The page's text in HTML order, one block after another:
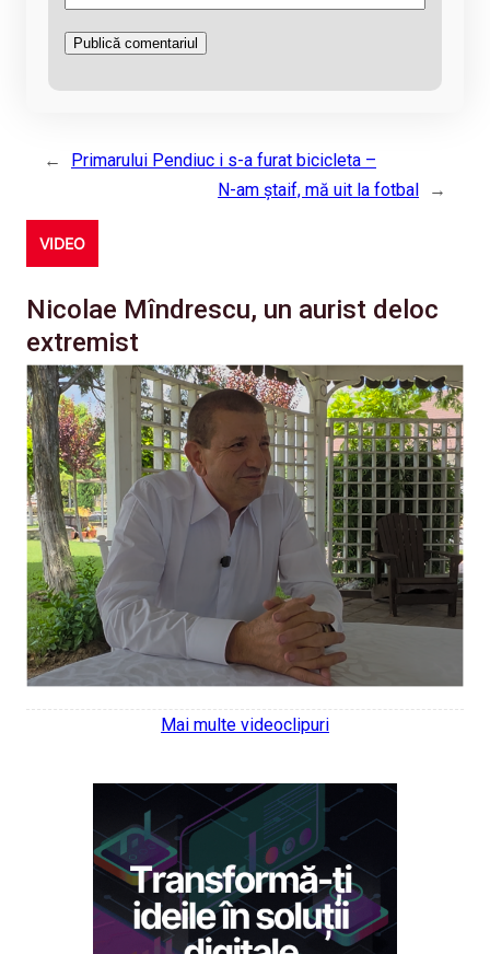
←
Primarului Pendiuc i s-a furat bicicleta –
N-am ştaif, mă uit la fotbal
→
VIDEO
Nicolae Mîndrescu, un aurist deloc
extremist
Mai multe videoclipuri